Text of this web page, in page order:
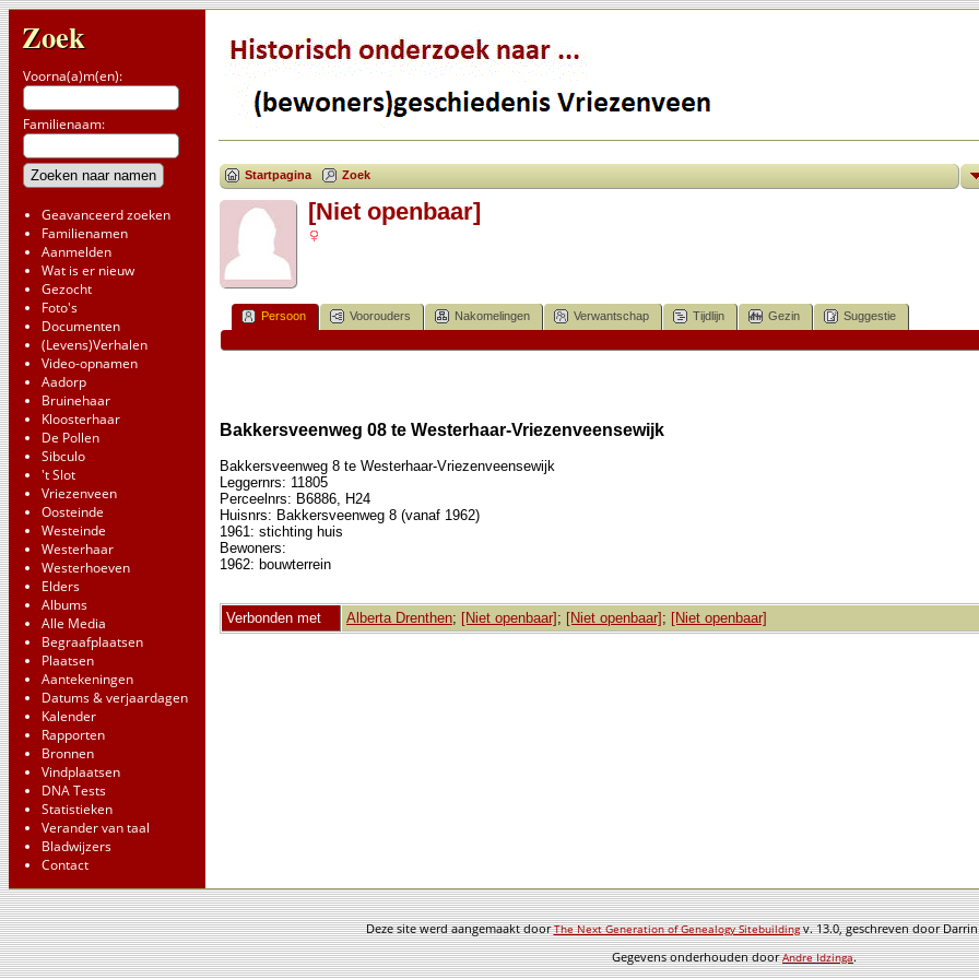
Zoek
Voorna(a)m(en):
Familienaam:
Geavanceerd zoeken
Familienamen
Aanmelden
Wat is er nieuw
Gezocht
Foto's
Documenten
(Levens)Verhalen
Video-opnamen
Aadorp
Bruinehaar
Kloosterhaar
De Pollen
Sibculo
't Slot
Vriezenveen
Oosteinde
Westeinde
Westerhaar
Westerhoeven
Elders
Albums
Alle Media
Begraafplaatsen
Plaatsen
Aantekeningen
Datums & verjaardagen
Kalender
Rapporten
Bronnen
Vindplaatsen
DNA Tests
Statistieken
Verander van taal
Bladwijzers
Contact
Startpagina Zoek
[Niet openbaar]
Persoon Voorouders Nakomelingen Verwantschap Tijdlijn Gezin Suggestie
Bakkersveenweg 08 te Westerhaar-Vriezenveensewijk
Bakkersveenweg 8 te Westerhaar-Vriezenveensewijk
Leggernrs: 11805
Perceelnrs: B6886, H24
Huisnrs: Bakkersveenweg 8 (vanaf 1962)
1961: stichting huis
Bewoners:
1962: bouwterrein
Verbonden met Alberta Drenthen; [Niet openbaar] ; [Niet openbaar] ; [Niet openbaar]
Deze site werd aangemaakt doorThe Next Generation of Genealogy Sitebuildingv. 13.0, geschreven door
Gegevens onderhouden doorAndre Idzinga.